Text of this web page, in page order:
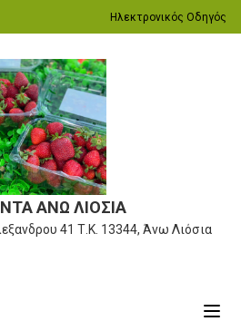
Ηλεκτρονικός Οδηγός
ΑΝΩ ΛΙΟΣΙΑ
41 Τ.Κ. 13344, Άνω Λιόσια